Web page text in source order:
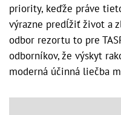
priority, keďže práve
výrazne predĺžiť život a
odbor rezortu to pre
odborníkov, že výskyt
moderná účinná liečba